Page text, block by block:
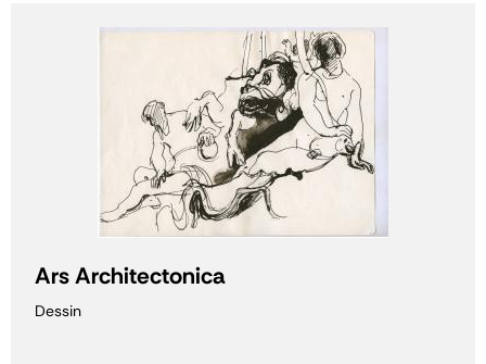
Ars Architectonica
Dessin